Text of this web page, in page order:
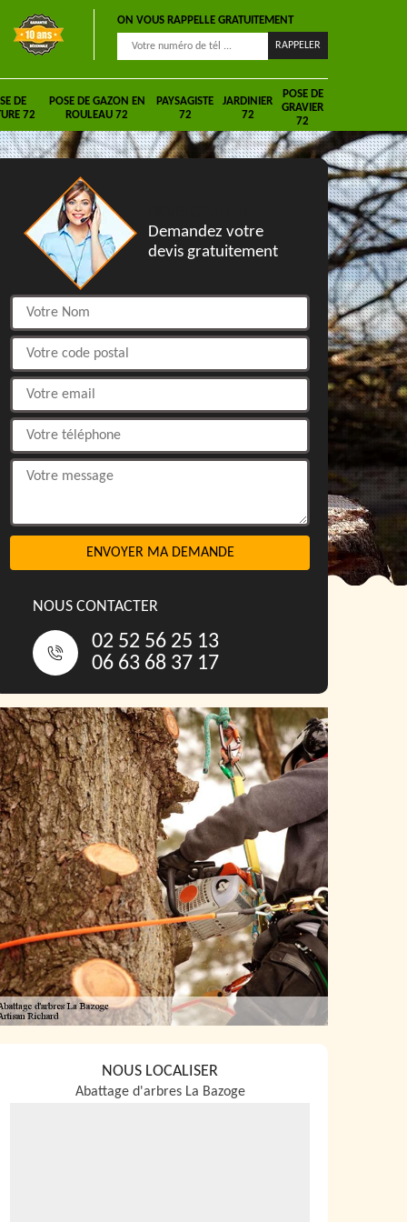
ON VOUS RAPPELLE GRATUITEMENT
DE
72
POSE DE GAZON EN
ROULEAU 72
PAYSAGISTE
72
JARDINIER
72
POSE DE
GRAVIER
72
Demandez votre
devis gratuitement
NOUS CONTACTER
02 52 56 25 13
06 63 68 37 17
NOUS LOCALISER
Abattage d'arbres La Bazoge